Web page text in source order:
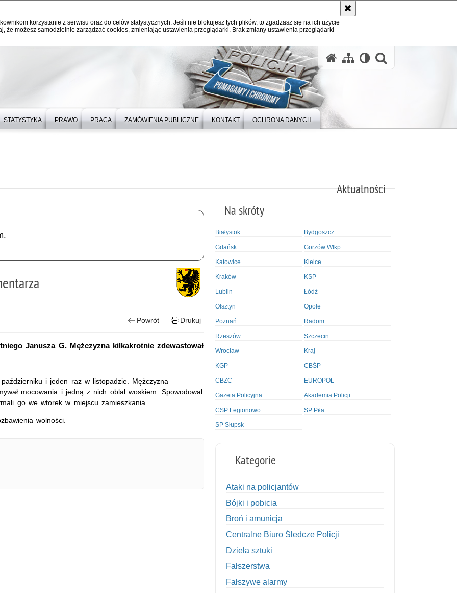
korzystanie z serwisu oraz do celów statystycznych. Jeśli nie blokujesz tych plików, to zgadzasz się na ich użycie
że możesz samodzielnie zarządzać cookies, zmieniając ustawienia przeglądarki. Brak zmiany ustawienia przeglądarki
STATYSTYKA PRAWO PRACA ZAMÓWIENIA PUBLICZNE KONTAKT OCHRONA DANYCH
Aktualności
Powrót Drukuj
Janusza G. Mężczyzna kilkakrotnie zdewastował
i jeden raz w listopadzie. Mężczyzna
mocowania i jedną z nich oblał woskiem. Spowodował
go we wtorek w miejscu zamieszkania.
wolności.
Na skróty
Białystok Bydgoszcz
Gdańsk Gorzów Wlkp.
Katowice Kielce
Kraków KSP
Lublin Łódź
Olsztyn Opole
Poznań Radom
Rzeszów Szczecin
Wrocław Kraj
KGP CBŚP
CBZC EUROPOL
Gazeta Policyjna Akademia Policji
CSP Legionowo SP Piła
SP Słupsk
Kategorie
Ataki na policjantów
Bójki i pobicia
Broń i amunicja
Centralne Biuro Śledcze Policji
Dzieła sztuki
Fałszerstwa
Fałszywe alarmy